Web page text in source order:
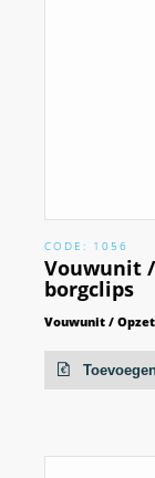
CODE: 1056
Vouwunit
borgclips
Vouwunit /